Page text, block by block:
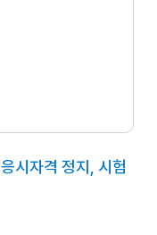
응시자격 정지, 시험